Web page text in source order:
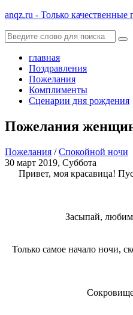
anqz.ru - Только качественные
главная
Поздравления
Пожелания
Комплименты
Сценарии дня рождения
Пожелания
Пожелания /Спокойной ночи
30 март 2019, Суббота
Привет, моя красавица!
Засыпай,
Только самое начало ночи,